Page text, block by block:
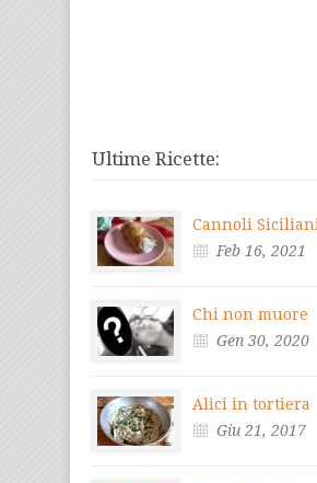
Ultime Ricette:
Cannoli
Feb 16, 2021
Chi non muore
Gen 30, 2020
Alici in tortiera
Giu 21, 2017